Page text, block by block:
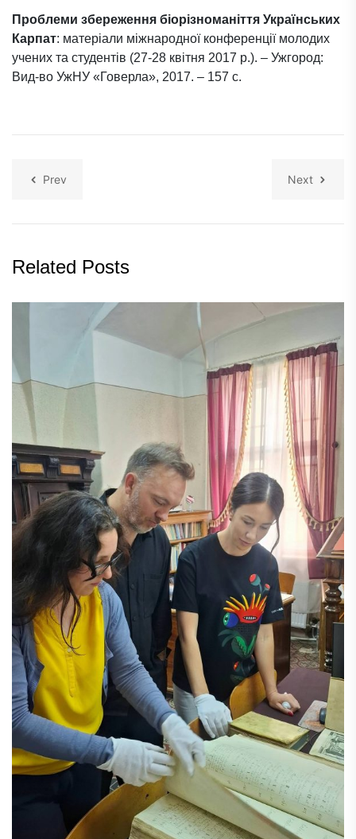
Проблеми збереження біорізноманіття Українських
Карпат: матеріали міжнародної конференції молодих
учених та студентів (27-28 квітня 2017 р.). – Ужгород:
Вид-во УжНУ «Говерла», 2017. – 157 с.
Prev Next
Related Posts